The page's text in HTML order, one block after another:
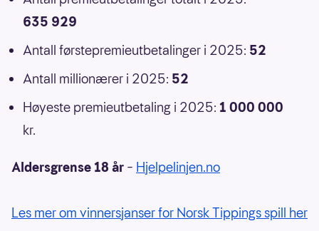
635 929
Antall førstepremieutbetalinger i 2025: 52
Antall millionærer i 2025: 52
Høyeste premieutbetaling i 2025: 1 000 000
kr.
Aldersgrense 18 år – Hjelpelinjen.no
Les mer om vinnersjanser for Norsk Tippings spill her